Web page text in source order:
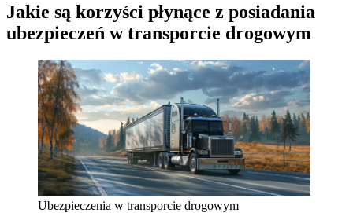
Jakie są korzyści płynące z posiadania
ubezpieczeń w transporcie drogowym
Ubezpieczenia w transporcie drogowym